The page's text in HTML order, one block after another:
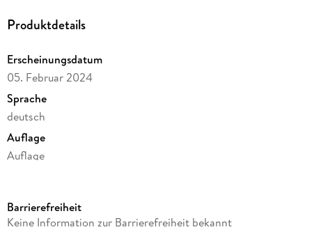
Produktdetails
Erscheinungsdatum
05. Februar 2024
Sprache
deutsch
Auflage
Auflage
Dateigröße
Barrierefreiheit
Keine Information zur Barrierefreiheit bekannt